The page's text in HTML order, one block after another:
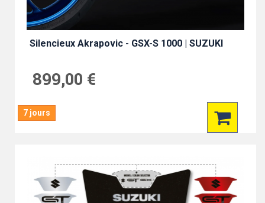
Silencieux Akrapovic - GSX-S 1000 | SUZUKI
899,00 €
7 jours